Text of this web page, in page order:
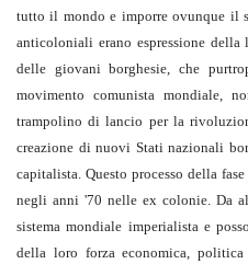
tutto il mondo e imporre ovunque il
anticoloniali erano espressione
delle giovani borghesie, che
movimento comunista mondiale,
trampolino di lancio per la
creazione di nuovi Stati nazionali
capitalista. Questo processo della
negli anni '70 nelle ex colonie. Da
sistema mondiale imperialista e
della loro forza economica,